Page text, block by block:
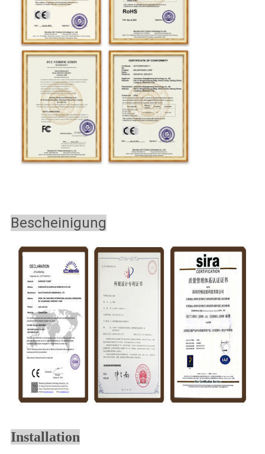
Bescheinigung
Installation